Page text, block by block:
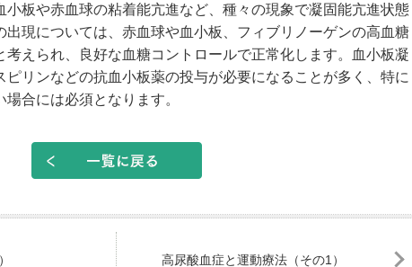
小板や赤血球の粘着能亢進など、種々の現象で凝固能亢進状態
出現については、赤血球や血小板、フィブリノーゲンの高血糖
考えられ、良好な血糖コントロールで正常化します。血小板凝
ピリンなどの抗血小板薬の投与が必要になることが多く、特に
合には必須となります。
高尿酸血症と運動療法（その1）